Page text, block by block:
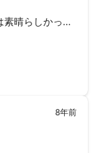
晴らしかった
8年前